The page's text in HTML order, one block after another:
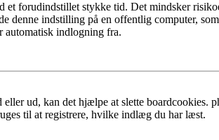
et forudindstillet stykke tid. Det mindsker
denne indstilling på en offentlig computer,
automatisk indlogning fra.
ud, kan det hjælpe at slette
til at registrere, hvilke indlæg du har læst.